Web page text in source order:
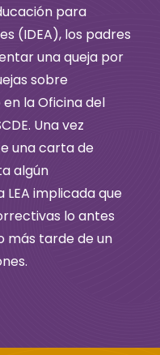
para
(IDEA), los padres
una queja por
sobre
la Oficina del
Una vez
una carta de
algún
LEA implicada que
lo antes
más tarde de un